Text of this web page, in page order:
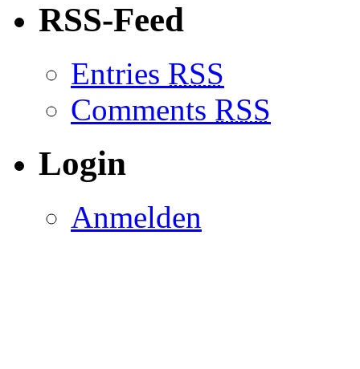
RSS-Feed
Entries RSS
Comments RSS
Login
Anmelden